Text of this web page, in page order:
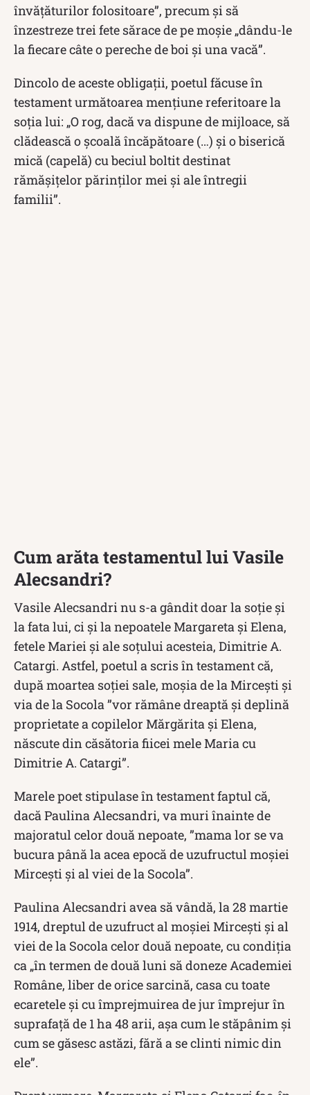
învăţăturilor folositoare”, precum şi să
înzestreze trei fete sărace de pe moşie „dându-le
la fiecare câte o pereche de boi şi una vacă”.
Dincolo de aceste obligații, poetul făcuse în
testament următoarea mențiune referitoare la
soția lui: „O rog, dacă va dispune de mijloace, să
clădească o şcoală încăpătoare (…) şi o biserică
mică (capelă) cu beciul boltit destinat
rămăşiţelor părinţilor mei şi ale întregii
familii”.
Cum arăta testamentul lui Vasile
Alecsandri?
Vasile Alecsandri nu s-a gândit doar la soție și
la fata lui, ci și la nepoatele Margareta și Elena,
fetele Mariei și ale soțului acesteia, Dimitrie A.
Catargi. Astfel, poetul a scris în testament că,
după moartea soției sale, moşia de la Mirceşti și
via de la Socola ”vor rămâne dreaptă și deplină
proprietate a copilelor Mărgărita și Elena,
născute din căsătoria fiicei mele Maria cu
Dimitrie A. Catargi”.
Marele poet stipulase în testament faptul că,
dacă Paulina Alecsandri, va muri înainte de
majoratul celor două nepoate, ”mama lor se va
bucura până la acea epocă de uzufructul moșiei
Mircești și al viei de la Socola”.
Paulina Alecsandri avea să vândă, la 28 martie
1914, dreptul de uzufruct al moşiei Mirceşti şi al
viei de la Socola celor două nepoate, cu condiţia
ca „în termen de două luni să doneze Academiei
Române, liber de orice sarcină, casa cu toate
ecaretele şi cu împrejmuirea de jur împrejur în
suprafaţă de 1 ha 48 arii, aşa cum le stăpânim şi
cum se găsesc astăzi, fără a se clinti nimic din
ele”.